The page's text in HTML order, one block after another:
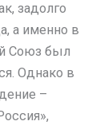
задолго
а именно в
Союз был
Однако в
–